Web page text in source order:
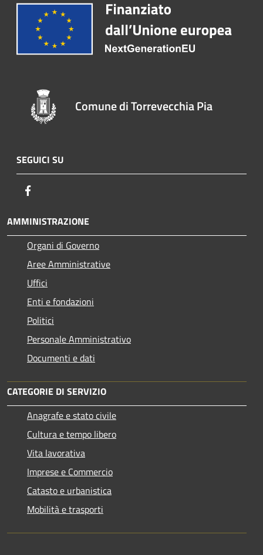
Comune di Torrevecchia Pia
SEGUICI SU
AMMINISTRAZIONE
Organi di Governo
Aree Amministrative
Uffici
Enti e fondazioni
Politici
Personale Amministrativo
Documenti e dati
CATEGORIE DI SERVIZIO
Anagrafe e stato civile
Cultura e tempo libero
Vita lavorativa
Imprese e Commercio
Catasto e urbanistica
Mobilità e trasporti